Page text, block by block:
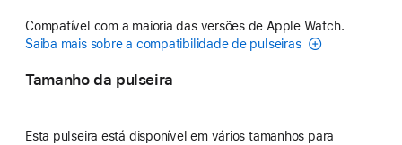
Compatível com a maioria das versões de Apple Watch.
Saiba mais sobre a compatibilidade de pulseiras
Tamanho da pulseira
Esta pulseira está disponível em vários tamanhos para